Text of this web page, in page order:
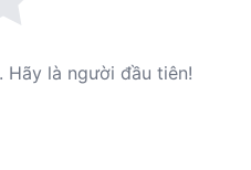
Hãy là người đầu tiên!